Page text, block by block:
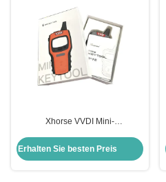
Xhorse VVDI Mini-
Fernschlüsselprogrammierer für
Universalfahrzeuge Anwendbar
Erhalten Sie besten Preis